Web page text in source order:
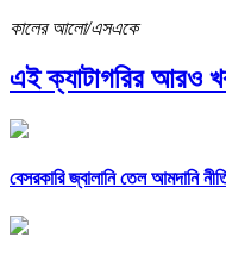
কালের আলো/এসএকে
এই ক্যাটাগরির আরও
বেসরকারি জ্বালানি তেল আমদানি